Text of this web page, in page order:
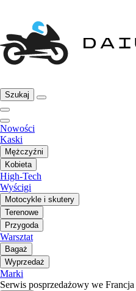
Szukaj
Nowości
Kaski
Mężczyźni
Kobieta
High-Tech
Wyścigi
Motocykle i skutery
Terenowe
Przygoda
Warsztat
Bagaż
Wyprzedaż
Marki
Serwis posprzedażowy we Francja